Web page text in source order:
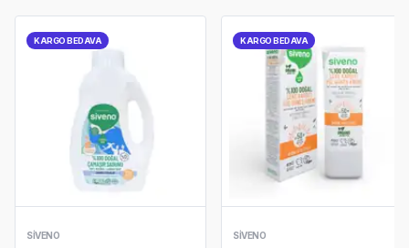
KARGO BEDAVA
SIVENO
KARGO BEDAVA
SIVENO